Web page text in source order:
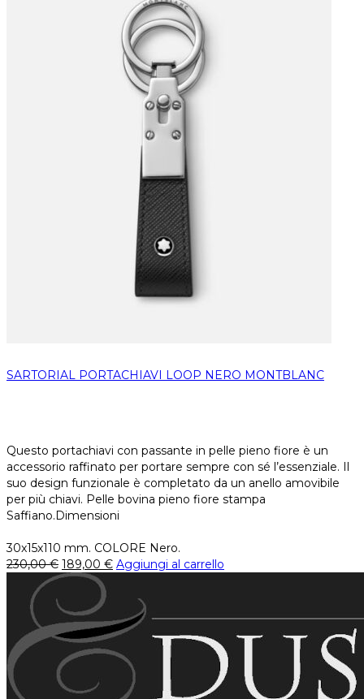
SARTORIAL PORTACHIAVI LOOP NERO MONTBLANC
Questo portachiavi con passante in pelle pieno fiore è un
accessorio raffinato per portare sempre con sé l’essenziale. Il
suo design funzionale è completato da un anello amovibile
per più chiavi. Pelle bovina pieno fiore stampa
Saffiano.Dimensioni
30x15x110 mm. COLORE Nero.
230,00€ 189,00 € Aggiungi al carrello